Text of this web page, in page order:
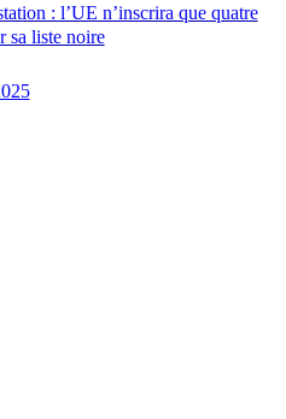
: l’UE n’inscrira que quatre
sa liste noire